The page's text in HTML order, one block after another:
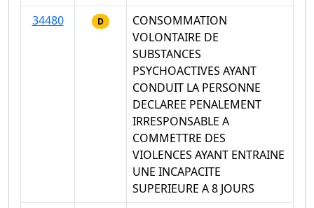
34480
D
CONSOMMATION
VOLONTAIRE DE
SUBSTANCES
PSYCHOACTIVES AYANT
CONDUIT LA PERSONNE
DECLAREE PENALEMENT
IRRESPONSABLE A
COMMETTRE DES
VIOLENCES AYANT ENTRAINE
UNE INCAPACITE
SUPERIEURE A 8 JOURS